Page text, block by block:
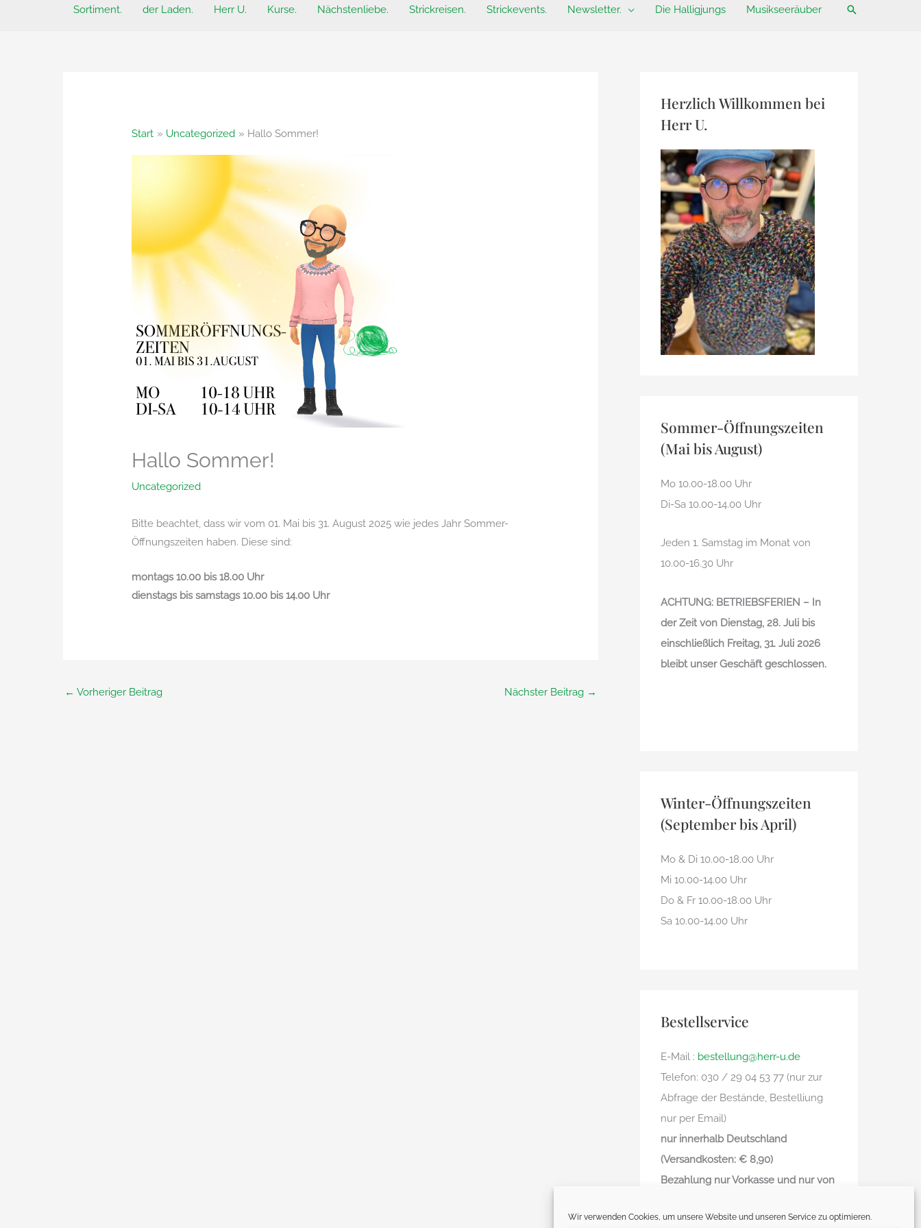
Wir verwenden Cookies, um unsere Website und unseren Service zu optimieren.
Sortiment. der Laden. Herr U. Kurse. Nächstenliebe. Strickreisen. Strickevents. Newsletter. Die Halligjungs Musikseeräuber Suchen
Start Uncategorized Hallo Sommer!
Hallo Sommer!
Uncategorized
Bitte beachtet, dass wir vom 01. Mai bis 31. August 2025 wie jedes Jahr Sommer-
Öffnungszeiten haben. Diese sind:
montags 10.00 bis 18.00 Uhr
dienstags bis samstags 10.00 bis 14.00 Uhr
← Vorheriger Beitrag Nächster Beitrag →
Herzlich Willkommen bei
Herr U.
Sommer-Öffnungszeiten
(Mai bis August)
Mo 10.00-18.00 Uhr
Di-Sa 10.00-14.00 Uhr
Jeden 1. Samstag im Monat von
10.00-16.30 Uhr
ACHTUNG: BETRIEBSFERIEN – In
der Zeit von Dienstag, 28. Juli bis
einschließlich Freitag, 31. Juli 2026
bleibt unser Geschäft geschlossen.
Winter-Öffnungszeiten
(September bis April)
Mo & Di 10.00-18.00 Uhr
Mi 10.00-14.00 Uhr
Do & Fr 10.00-18.00 Uhr
Sa 10.00-14.00 Uhr
Bestellservice
E-Mail : bestellung@herr-u.de
Telefon: 030 / 29 04 53 77 (nur zur
Abfrage der Bestände, Bestelliung
nur per Email)
nur innerhalb Deutschland
(Versandkosten: € 8,90)
Bezahlung nur Vorkasse und nur von
deutschem Bankkonto – kein Paypal